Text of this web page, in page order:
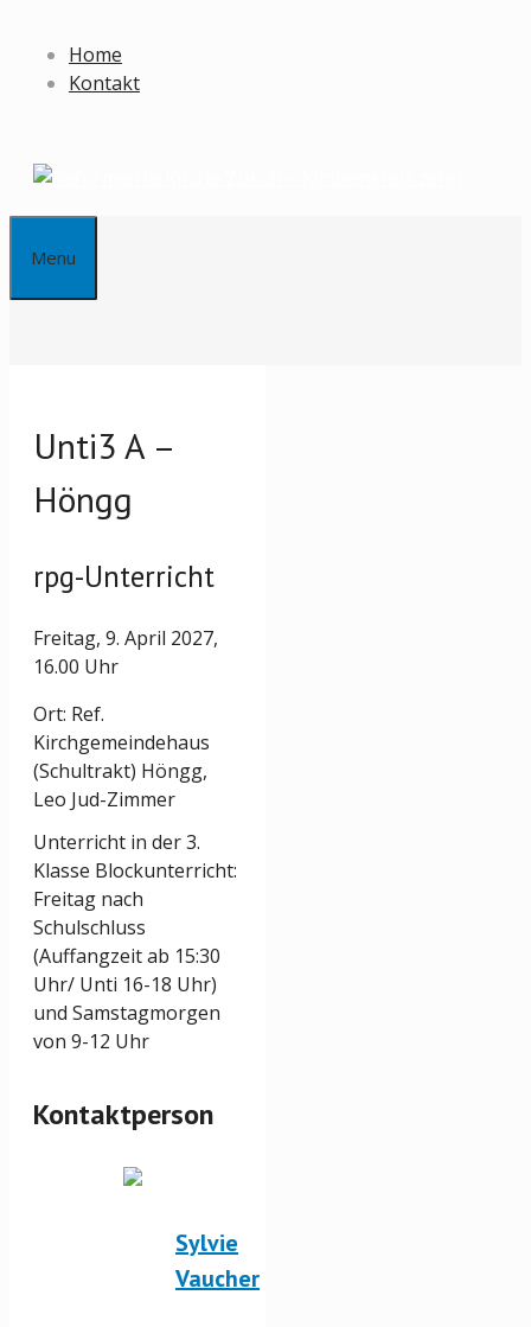
Inhalt
Home
Kontakt
Menu
Unti3 A –
Höngg
rpg-Unterricht
Freitag, 9. April 2027,
16.00 Uhr
Ort: Ref.
Kirchgemeindehaus
(Schultrakt) Höngg,
Leo Jud-Zimmer
Unterricht in der 3.
Klasse Blockunterricht:
Freitag nach
Schulschluss
(Auffangzeit ab 15:30
Uhr/ Unti 16-18 Uhr)
und Samstagmorgen
von 9-12 Uhr
Kontaktperson
Sylvie
Vaucher